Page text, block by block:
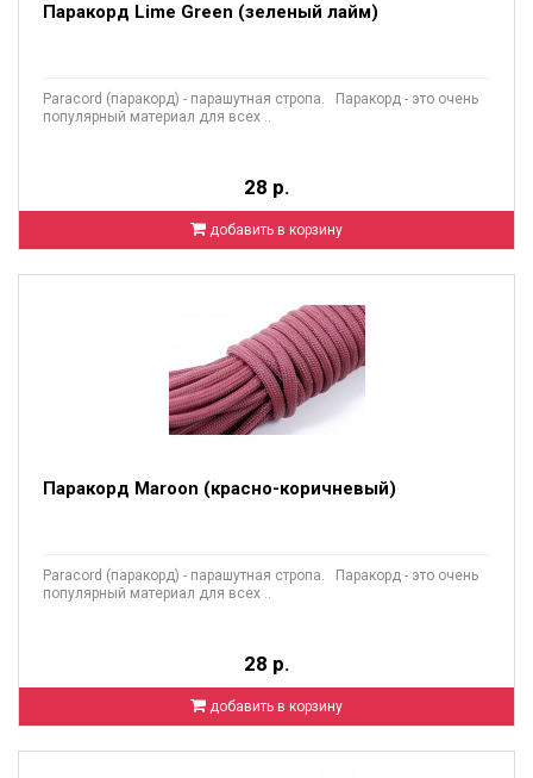
Паракорд Lime Green (зеленый лайм)
Paracord (паракорд) - парашутная стропа. Паракорд - это очень
популярный материал для всех ..
28 р.
добавить в корзину
Паракорд Maroon (красно-коричневый)
Paracord (паракорд) - парашутная стропа. Паракорд - это очень
популярный материал для всех ..
28 р.
добавить в корзину